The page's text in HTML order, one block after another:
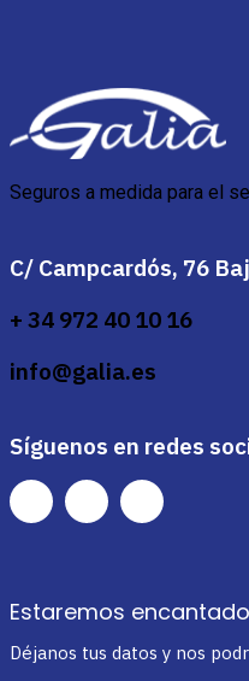
Seguros a medida para el
C/ Campcardós, 76
+ 34 972 40 10 16
info@galia.es
Síguenos en redes
Estaremos
Déjanos tus datos y nos